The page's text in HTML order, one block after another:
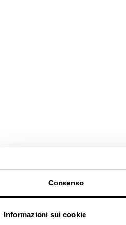
Consenso
Informazioni sui cookie